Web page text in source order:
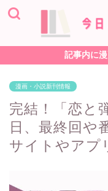
記事内に
漫画・小説新刊情報
完結！「恋と
日、最終回や
サイトやアプ